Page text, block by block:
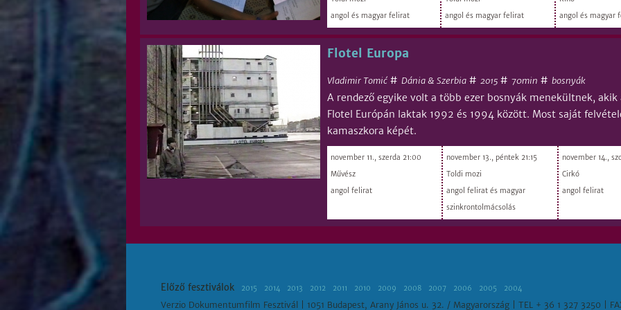
angol és magyar felirat
angol és magyar felirat
angol és magyar
Flotel Europa
Vladimir Tomić # Dánia & Szerbia # 2015 # 70min # bosnyák
A rendező egyike volt a több ezer bosnyák menekültnek, akik
Flotel Európán laktak 1992 és 1994 között. Most saját
kamaszkora képét.
november 11., szerda 21:00
Művész
angol felirat
november 13., péntek 21:15
Toldi mozi
angol felirat és magyar
szinkrontolmácsolás
november 14.,
Cirkó
angol felirat
Előző fesztiválok 2015 2014 2013 2012 2011 2010 2009 2008 2007 2006 2005 2004
Verzio Dokumentumfilm Fesztivál | 1051 Budapest, Arany János u. 32. / Magyarország | TEL + 36 1 327 3250 |